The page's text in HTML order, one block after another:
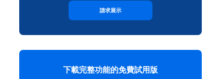
請求展示
下載完整功能的免費試用版